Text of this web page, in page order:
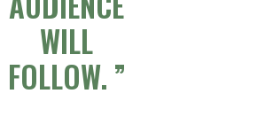
WILL
FOLLOW.